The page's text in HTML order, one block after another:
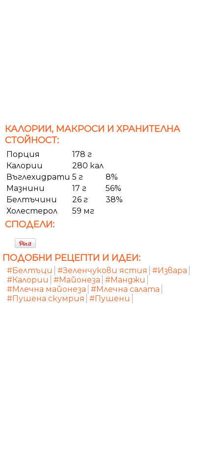
КАЛОРИИ, МАКРОСИ И ХРАНИТЕЛНА
СТОЙНОСТ:
Порция
178 г
Калории
280 кал
Въглехидрати 5 г
8%
Мазнини
17 г
56%
Белтъчини
26 г
38%
Холестерол
59 мг
СПОДЕЛИ:
ПОДОБНИ РЕЦЕПТИ И ИДЕИ:
#Белтъци #Зеленчукови ястия
#Извара
#Калории
#Майонеза #Манджи
#Млечна майонеза #Млечна салата
#Пушена скумрия
#Пушени